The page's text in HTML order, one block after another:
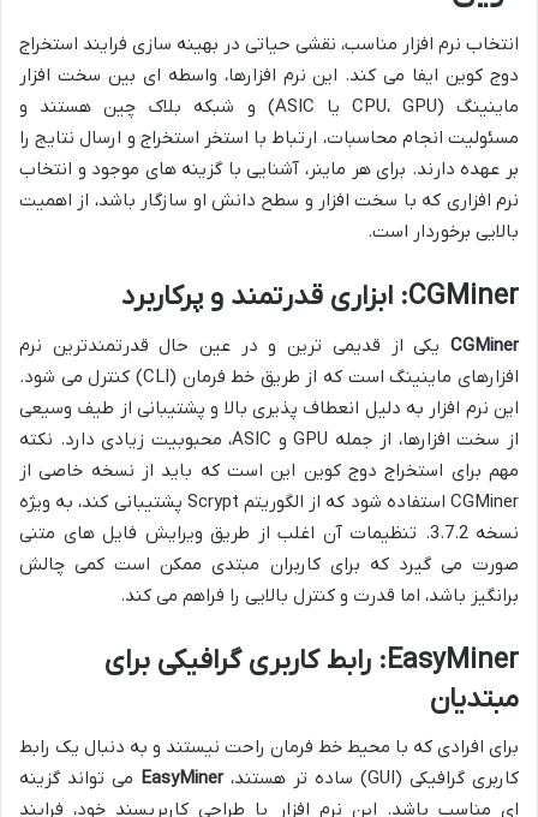
انتخاب نرم افزار مناسب، نقشی حیاتی در بهینه سازی فرایند استخراج
دوج کوین ایفا می کند. این نرم افزارها، واسطه ای بین سخت افزار
ماینینگ (CPU، GPU یا ASIC) و شبکه بلاک چین هستند و
مسئولیت انجام محاسبات، ارتباط با استخر استخراج و ارسال نتایج را
بر عهده دارند. برای هر ماینر، آشنایی با گزینه های موجود و انتخاب
نرم افزاری که با سخت افزار و سطح دانش او سازگار باشد، از اهمیت
بالایی برخوردار است.
CGMiner: ابزاری قدرتمند و پرکاربرد
CGMiner یکی از قدیمی ترین و در عین حال قدرتمندترین نرم
افزارهای ماینینگ است که از طریق خط فرمان (CLI) کنترل می شود.
این نرم افزار به دلیل انعطاف پذیری بالا و پشتیبانی از طیف وسیعی
از سخت افزارها، از جمله GPU و ASIC، محبوبیت زیادی دارد. نکته
مهم برای استخراج دوج کوین این است که باید از نسخه خاصی از
CGMiner استفاده شود که از الگوریتم Scrypt پشتیبانی کند، به ویژه
نسخه 3.7.2. تنظیمات آن اغلب از طریق ویرایش فایل های متنی
صورت می گیرد که برای کاربران مبتدی ممکن است کمی چالش
برانگیز باشد، اما قدرت و کنترل بالایی را فراهم می کند.
EasyMiner: رابط کاربری گرافیکی برای
مبتدیان
برای افرادی که با محیط خط فرمان راحت نیستند و به دنبال یک رابط
کاربری گرافیکی (GUI) ساده تر هستند،
EasyMiner می تواند گزینه
ای مناسب باشد. این نرم افزار با طراحی کاربرپسند خود، فرایند